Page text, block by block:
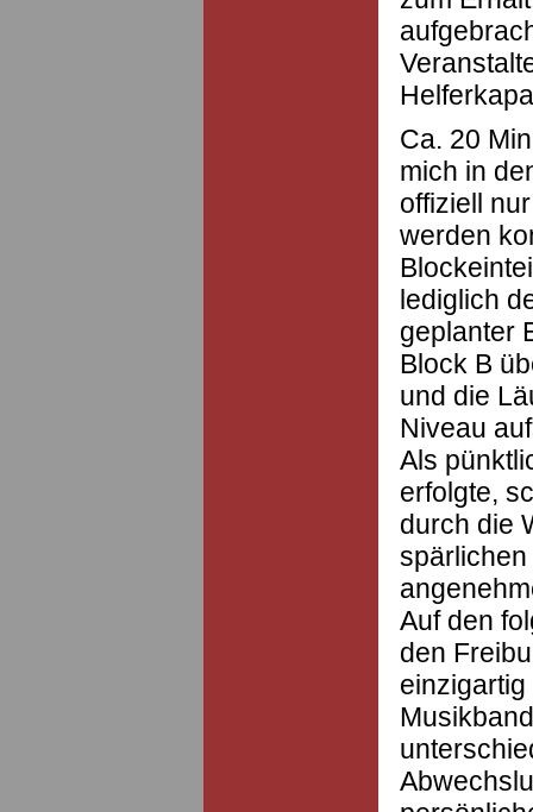
Ca. 20
mich in
offiziell
werden
lediglich
geplanter
Block B
und die
Niveau
Als
erfolgte,
durch die
spärlichen
Auf den
den